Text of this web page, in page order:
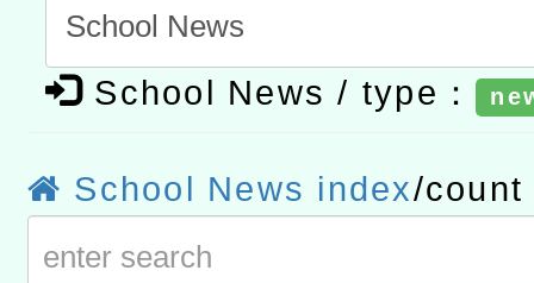
進學校輔導計畫師資專業
計畫
民族教育政策研討會「原
趨勢與發展」
轉知教育部國民及學前教
政府教育局辦理「115年
北場」計畫
函轉國立臺灣師範大學辦
班」招生簡章及EDM
共融平台-教案暨教學示範
章
教育部國民及學前教育署
COVID-19疫苗接種計畫
School News / type：
School News index/count